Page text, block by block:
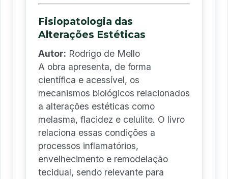
Fisiopatologia das
Alterações Estéticas
Autor: Rodrigo de Mello
A obra apresenta, de forma
científica e acessível, os
mecanismos biológicos relacionados
a alterações estéticas como
melasma, flacidez e celulite. O livro
relaciona essas condições a
processos inflamatórios,
envelhecimento e remodelação
tecidual, sendo relevante para